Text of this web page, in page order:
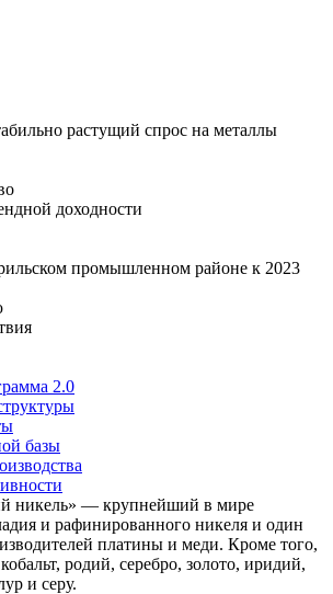
растущий спрос на металлы
доходности
промышленном районе к 2023
2.0
базы
никель» — крупнейший в мире
и рафинированного никеля и один
платины и меди. Кроме того,
родий, серебро, золото, иридий,
и серу.